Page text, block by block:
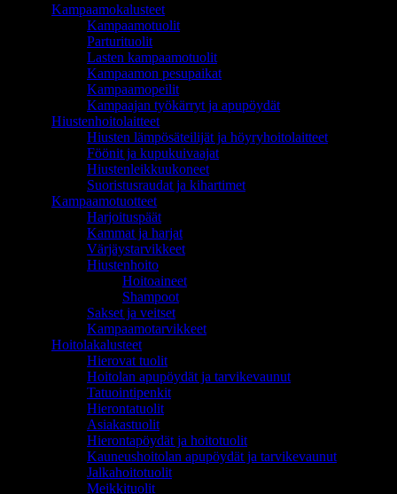
Kampaamokalusteet
Kampaamotuolit
Parturituolit
Lasten kampaamotuolit
Kampaamon pesupaikat
Kampaamopeilit
Kampaajan työkärryt ja apupöydät
Hiustenhoitolaitteet
Hiusten lämpösäteilijät ja höyryhoitolaitteet
Föönit ja kupukuivaajat
Hiustenleikkuukoneet
Suoristusraudat ja kihartimet
Kampaamotuotteet
Harjoituspäät
Kammat ja harjat
Värjäystarvikkeet
Hiustenhoito
Hoitoaineet
Shampoot
Sakset ja veitset
Kampaamotarvikkeet
Hoitolakalusteet
Hierovat tuolit
Hoitolan apupöydät ja tarvikevaunut
Tatuointipenkit
Hierontatuolit
Asiakastuolit
Hierontapöydät ja hoitotuolit
Kauneushoitolan apupöydät ja tarvikevaunut
Jalkahoitotuolit
Meikkituolit